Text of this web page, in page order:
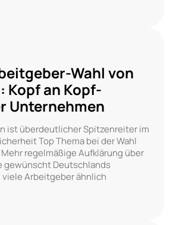
Wahl von
Kopf an Kopf-
Unternehmen
ist überdeutlicher Spitzenreiter im
Top Thema bei der Wahl
regelmäßige Aufklärung über
gewünscht Deutschlands
Arbeitgeber ähnlich